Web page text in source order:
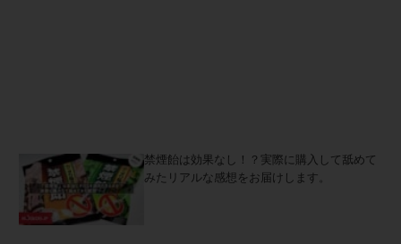
禁煙飴は効果なし！？実際に購入して舐めて
みたリアルな感想をお届けします。